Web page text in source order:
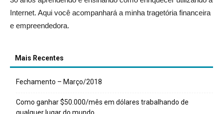
Internet. Aqui você acompanhará a minha tragetória financeira
e empreendedora.
Mais Recentes
Fechamento – Março/2018
Como ganhar $50.000/mês em dólares trabalhando de